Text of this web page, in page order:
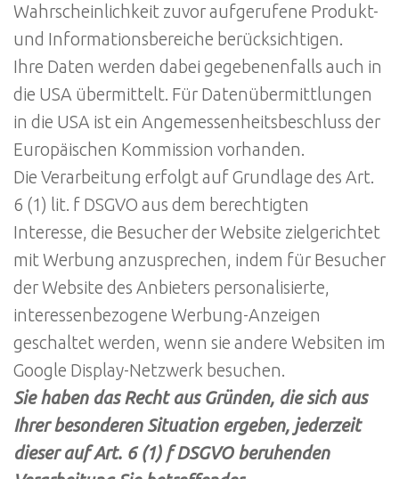
Wahrscheinlichkeit zuvor aufgerufene Produkt-
und Informationsbereiche berücksichtigen.
Ihre Daten werden dabei gegebenenfalls auch in
die USA übermittelt. Für Datenübermittlungen
in die USA ist ein Angemessenheitsbeschluss der
Europäischen Kommission vorhanden.
Die Verarbeitung erfolgt auf Grundlage des Art.
6 (1) lit. f DSGVO aus dem berechtigten
Interesse, die Besucher der Website zielgerichtet
mit Werbung anzusprechen, indem für Besucher
der Website des Anbieters personalisierte,
interessenbezogene Werbung-Anzeigen
geschaltet werden, wenn sie andere Websiten im
Google Display-Netzwerk besuchen.
Sie haben das Recht aus Gründen, die sich aus
Ihrer besonderen Situation ergeben, jederzeit
dieser auf Art. 6 (1) f DSGVO beruhenden